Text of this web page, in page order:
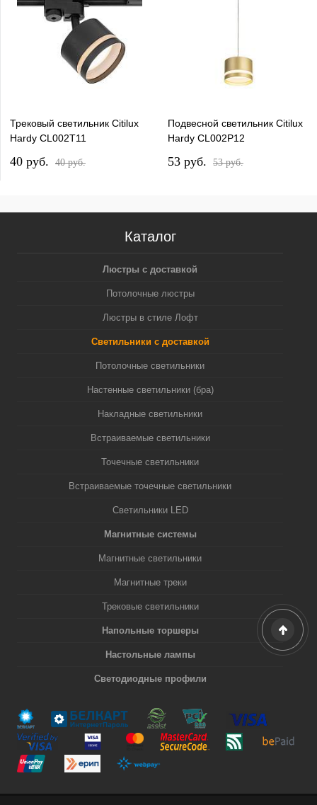
Трековый светильник Citilux
Hardy CL002T11
40 pуб. 40 pуб.
Подвесной светильник Citilux
Hardy CL002P12
53 pуб. 53 pуб.
Каталог
Люстры с доставкой
Потолочные люстры
Люстры в стиле Лофт
Светильники с доставкой
Потолочные светильники
Настенные светильники (бра)
Накладные светильники
Встраиваемые светильники
Точечные светильники
Встраиваемые точечные светильники
Светильники LED
Магнитные системы
Магнитные светильники
Магнитные треки
Трековые светильники
Напольные торшеры
Настольные лампы
Светодиодные профили